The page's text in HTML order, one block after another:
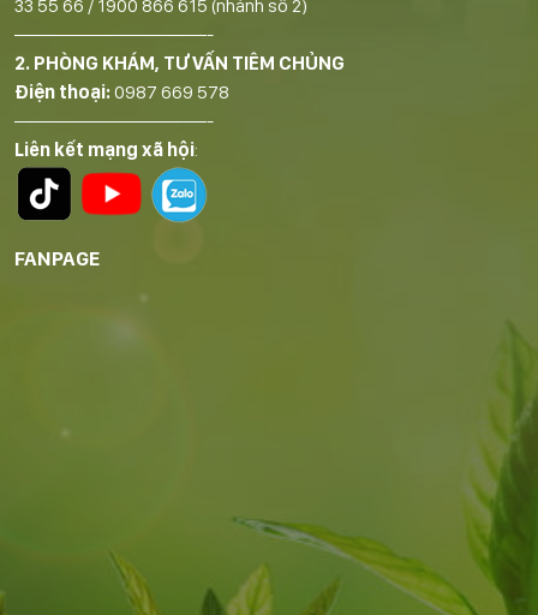
33 55 66 / 1900 866 615 (nhánh số 2)
——————————-
2. PHÒNG KHÁM, TƯ VẤN TIÊM CHỦNG
Điện thoại:0987 669 578
——————————-
Liên kết mạng xã hội:
FANPAGE